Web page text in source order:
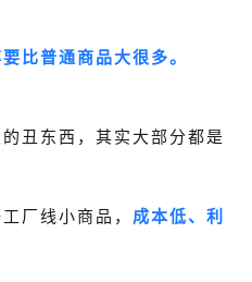
比普通商品大很多。
丑东西，其实大部分都是
厂线小商品， 成本低、利